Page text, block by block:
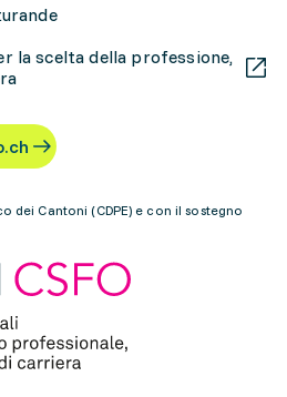
la scelta della professione,
dei Cantoni (CDPE) e con il sostegno